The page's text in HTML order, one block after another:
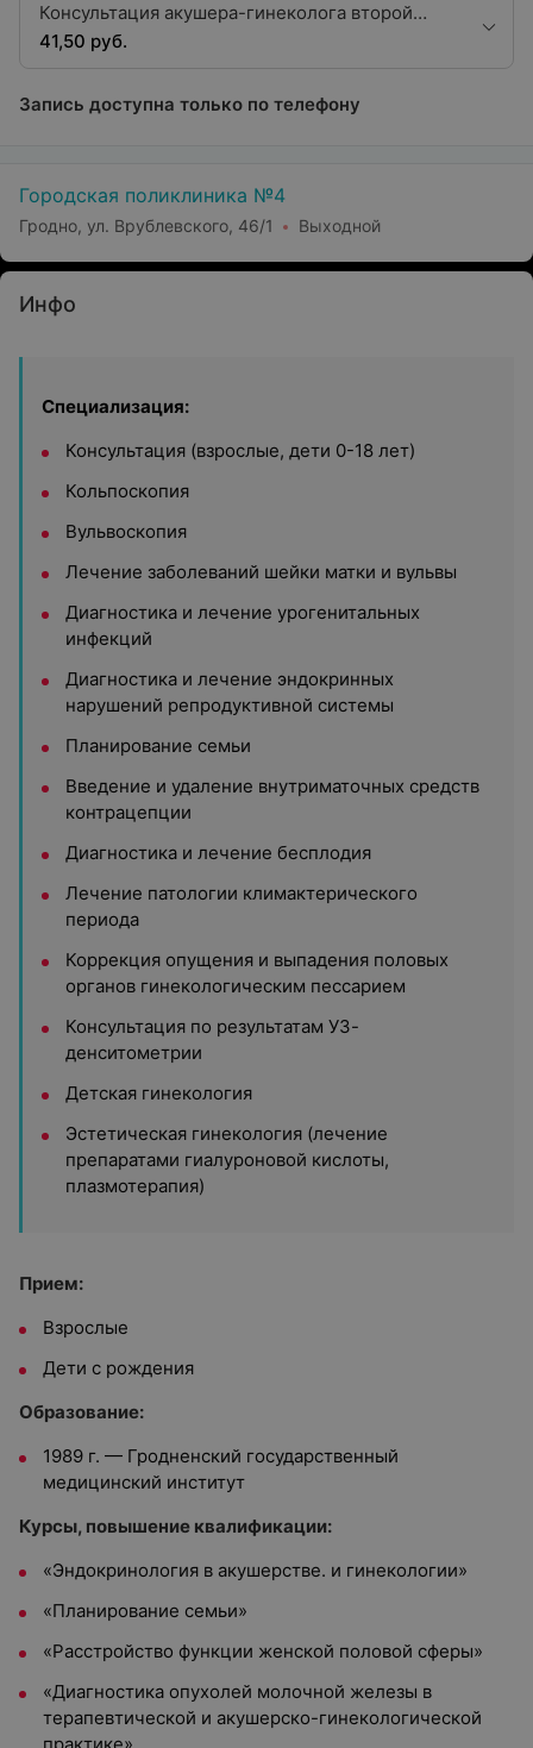
Консультация акушера-гинеколога второй
квалификационной категории
41,50 руб.
Запись доступна только по телефону
Городская поликлиника №4
Гродно, ул. Врублевского, 46/1 Выходной
Инфо
Специализация:
Консультация (взрослые, дети 0-18 лет)
Кольпоскопия
Вульвоскопия
Лечение заболеваний шейки матки и вульвы
Диагностика и лечение урогенитальных
инфекций
Диагностика и лечение эндокринных
нарушений репродуктивной системы
Планирование семьи
Введение и удаление внутриматочных средств
контрацепции
Диагностика и лечение бесплодия
Лечение патологии климактерического
периода
Коррекция опущения и выпадения половых
органов гинекологическим пессарием
Консультация по результатам УЗ-
денситометрии
Детская гинекология
Эстетическая гинекология (лечение
препаратами гиалуроновой кислоты,
плазмотерапия)
Прием:
Взрослые
Дети с рождения
Образование:
1989 г. — Гродненский государственный
медицинский институт
Курсы, повышение квалификации:
«Эндокринология в акушерстве. и гинекологии»
«Планирование семьи»
«Расстройство функции женской половой сферы»
«Диагностика опухолей молочной железы в
терапевтической и акушерско-гинекологической